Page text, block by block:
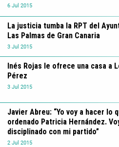
6 Jul 2015
3 Jul 2015
La justicia tumba la RPT del
Las Palmas de Gran Canaria
3 Jul 2015
Inés Rojas le ofrece una casa a
Pérez
2 Jul 2015
Javier Abreu: “Yo voy a hacer lo
ordenado Patricia Hernández.
disciplinado con mi partido”